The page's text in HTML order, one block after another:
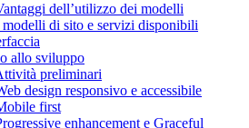
dell’utilizzo dei modelli
di sito e servizi disponibili
allo sviluppo
preliminari
design responsivo e accessibile
first
enhancement e Graceful